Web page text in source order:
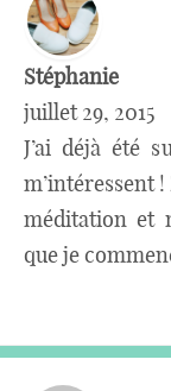
Stéphanie
juillet 29, 2015
J’ai déjà été
m’intéressent
méditation et
que je